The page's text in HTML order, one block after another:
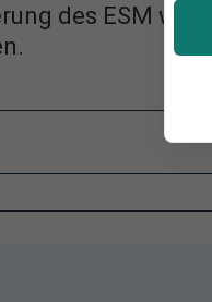
des ESM